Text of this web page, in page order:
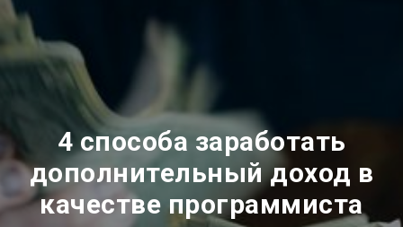
4 способа заработать
дополнительный доход в
качестве программиста